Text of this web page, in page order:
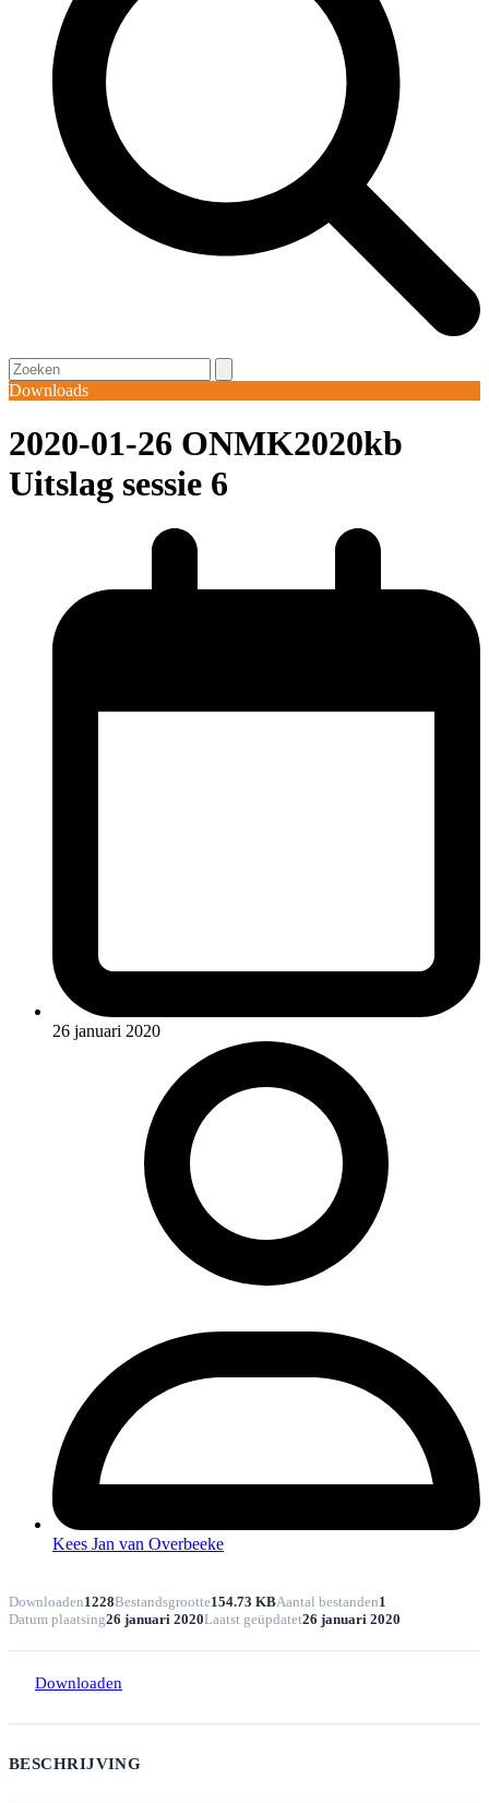
Open
mobile
menu
Close
mobile
menu
Search
Downloads
2020-01-26 ONMK2020kb
Uitslag sessie 6
26 januari 2020
Kees Jan van Overbeeke
Downloaden1228Bestandsgrootte154.73 KBAantal bestanden1
Datum plaatsing26 januari 2020Laatst geüpdatet26 januari 2020
Downloaden
BESCHRIJVING